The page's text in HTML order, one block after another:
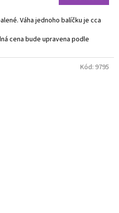
Váha jednoho balíčku je cca
cena bude upravena podle
Kód: 9795